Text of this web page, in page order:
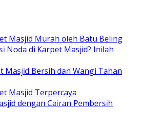
Masjid Murah oleh Batu Beling
Noda di Karpet Masjid? Inilah
Masjid Bersih dan Wangi Tahan
Masjid Terpercaya
dengan Cairan Pembersih